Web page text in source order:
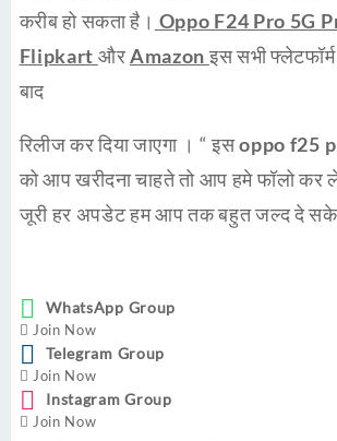
करीब हो सकता है। Oppo F24 Pro 5G
Flipkart औरAmazonइस सभी
बाद
रिलीज कर दिया जाएगा । “ इसoppo f25
को आप खरीदना चाहते तो आप हमे फॉलो कर
जूरी हर अपडेट हम आप तक बहुत जल्द दे
WhatsApp Group
Join Now
Telegram Group
Join Now
Instagram Group
Join Now